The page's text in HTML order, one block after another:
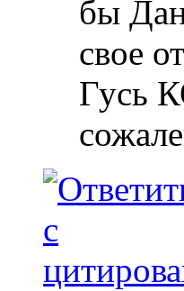
бы
свое
Гусь